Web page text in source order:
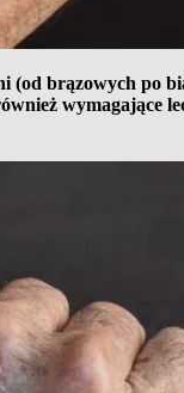
(od brązowych po
wymagające